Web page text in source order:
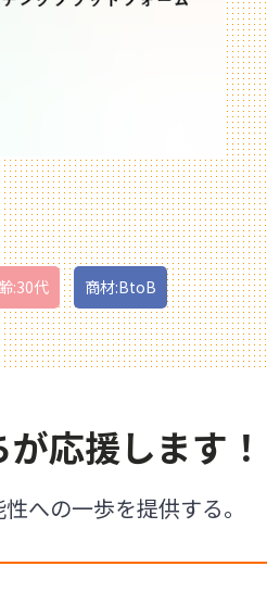
:30代 商材:BtoB
応援します！
への一歩を提供する。